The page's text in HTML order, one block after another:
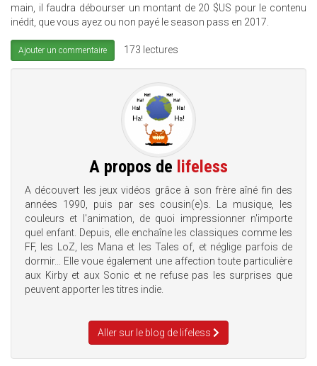
main, il faudra débourser un montant de 20 $US pour le contenu
inédit, que vous ayez ou non payé le season pass en 2017.
Ajouter un commentaire 173 lectures
A propos de lifeless
A découvert les jeux vidéos grâce à son frère aîné fin des
années 1990, puis par ses cousin(e)s. La musique, les
couleurs et l'animation, de quoi impressionner n'importe
quel enfant. Depuis, elle enchaîne les classiques comme les
FF, les LoZ, les Mana et les Tales of, et néglige parfois de
dormir... Elle voue également une affection toute particulière
aux Kirby et aux Sonic et ne refuse pas les surprises que
peuvent apporter les titres indie.
Aller sur le blog de lifeless